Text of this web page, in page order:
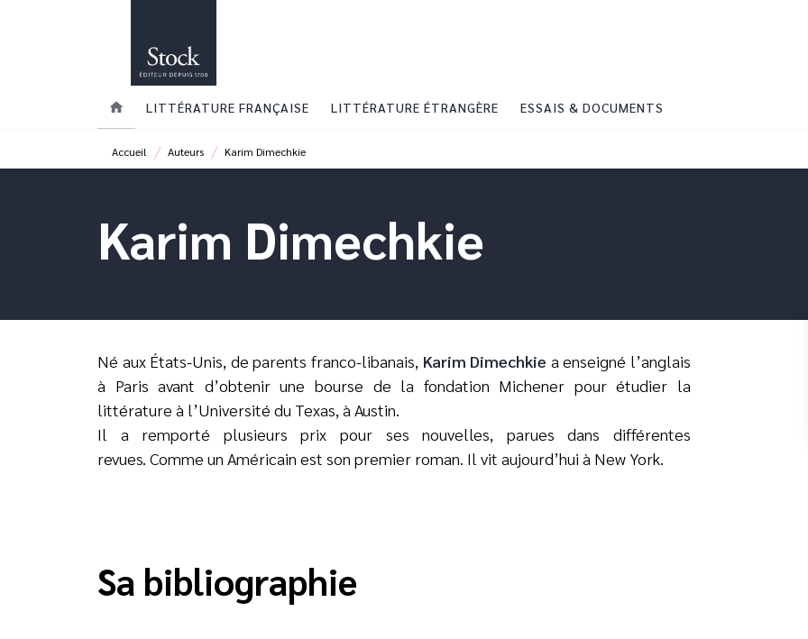
home LITTÉRATURE FRANÇAISE LITTÉRATURE ÉTRANGÈRE ESSAIS & DOCUMENTS
Accueil / Auteurs / Karim Dimechkie
Karim Dimechkie
Né aux États-Unis, de parents franco-libanais, Karim Dimechkie a enseigné l’anglais
à Paris avant d’obtenir une bourse de la fondation Michener pour étudier la
littérature à l’Université du Texas, à Austin.
Il a remporté plusieurs prix pour ses nouvelles, parues dans différentes
revues. Comme un Américain est son premier roman. Il vit aujourd’hui à New York.
Sa bibliographie